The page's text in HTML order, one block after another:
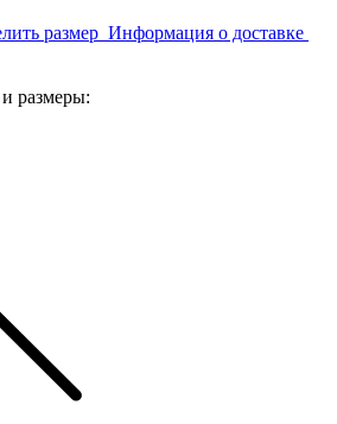
размер Информация о доставке
и размеры: